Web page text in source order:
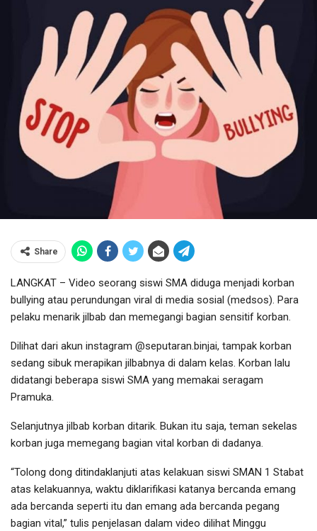
Share
LANGKAT – Video seorang siswi SMA diduga menjadi korban
bullying atau perundungan viral di media sosial (medsos). Para
pelaku menarik jilbab dan memegangi bagian sensitif korban.
Dilihat dari akun instagram @seputaran.binjai, tampak korban
sedang sibuk merapikan jilbabnya di dalam kelas. Korban lalu
didatangi beberapa siswi SMA yang memakai seragam
Pramuka.
Selanjutnya jilbab korban ditarik. Bukan itu saja, teman sekelas
korban juga memegang bagian vital korban di dadanya.
“Tolong dong ditindaklanjuti atas kelakuan siswi SMAN 1 Stabat
atas kelakuannya, waktu diklarifikasi katanya bercanda emang
ada bercanda seperti itu dan emang ada bercanda pegang
bagian vital,” tulis penjelasan dalam video dilihat Minggu